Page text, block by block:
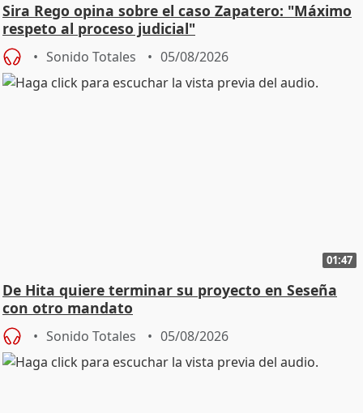
Sira Rego opina sobre el caso Zapatero: "Máximo
respeto al proceso judicial"
Sonido Totales 05/08/2026
01:47
De Hita quiere terminar su proyecto en Seseña
con otro mandato
Sonido Totales 05/08/2026